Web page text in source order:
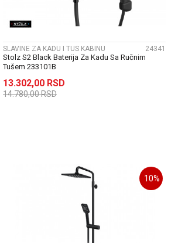
SLAVINE ZA KADU I TUS KABINU 24341
Stolz S2 Black Baterija Za Kadu Sa Ručnim
Tušem 233101B
13.302,00 RSD
14.780,00RSD
UPOREDI
10%